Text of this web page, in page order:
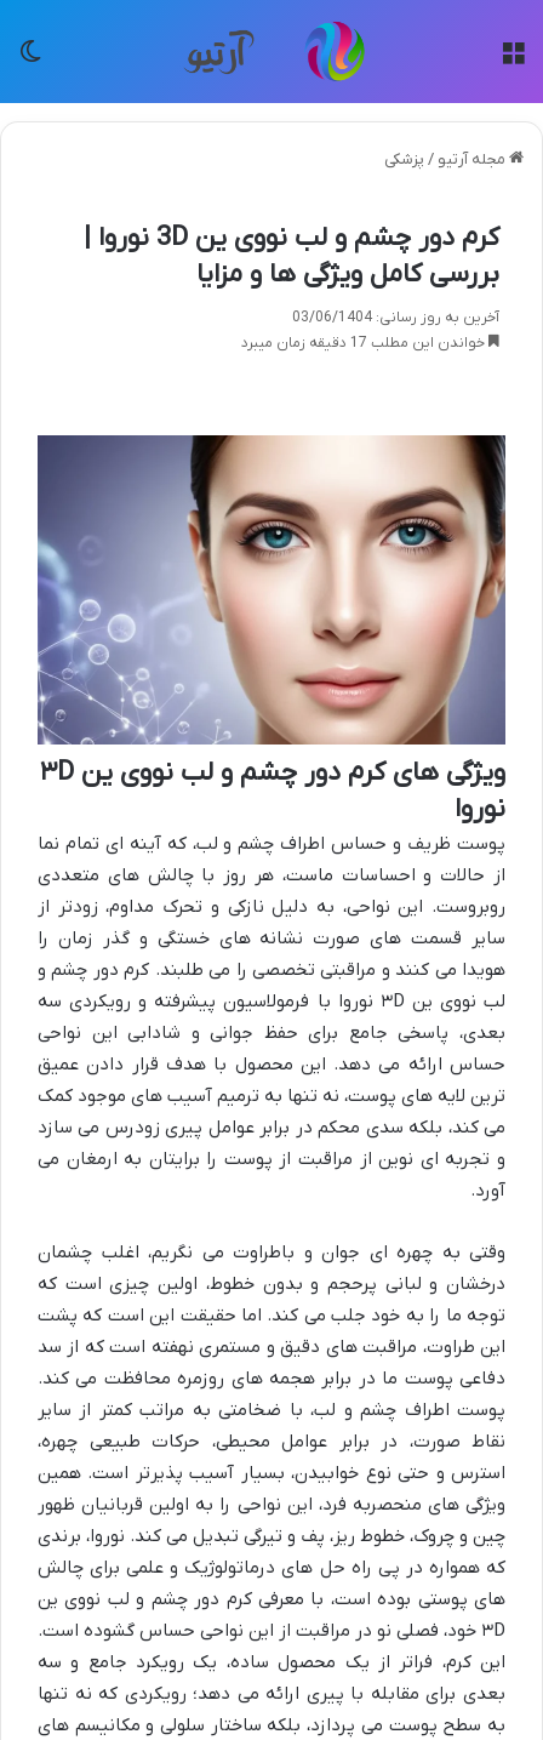
مجله آرتیو / پزشکی
کرم دور چشم و لب نووی ین 3D نوروا |
بررسی کامل ویژگی ها و مزایا
آخرین به روز رسانی: 03/06/1404
خواندن این مطلب 17 دقیقه زمان میبرد
ویژگی های کرم دور چشم و لب نووی ین ۳D
نوروا
پوست ظریف و حساس اطراف چشم و لب، که آینه ای تمام نما
از حالات و احساسات ماست، هر روز با چالش های متعددی
روبروست. این نواحی، به دلیل نازکی و تحرک مداوم، زودتر از
سایر قسمت های صورت نشانه های خستگی و گذر زمان را
هویدا می کنند و مراقبتی تخصصی را می طلبند. کرم دور چشم و
لب نووی ین ۳D نوروا با فرمولاسیون پیشرفته و رویکردی سه
بعدی، پاسخی جامع برای حفظ جوانی و شادابی این نواحی
حساس ارائه می دهد. این محصول با هدف قرار دادن عمیق
ترین لایه های پوست، نه تنها به ترمیم آسیب های موجود کمک
می کند، بلکه سدی محکم در برابر عوامل پیری زودرس می سازد
و تجربه ای نوین از مراقبت از پوست را برایتان به ارمغان می
آورد.
وقتی به چهره ای جوان و باطراوت می نگریم، اغلب چشمان
درخشان و لبانی پرحجم و بدون خطوط، اولین چیزی است که
توجه ما را به خود جلب می کند. اما حقیقت این است که پشت
این طراوت، مراقبت های دقیق و مستمری نهفته است که از سد
دفاعی پوست ما در برابر هجمه های روزمره محافظت می کند.
پوست اطراف چشم و لب، با ضخامتی به مراتب کمتر از سایر
نقاط صورت، در برابر عوامل محیطی، حرکات طبیعی چهره،
استرس و حتی نوع خوابیدن، بسیار آسیب پذیرتر است. همین
ویژگی های منحصربه فرد، این نواحی را به اولین قربانیان ظهور
چین و چروک، خطوط ریز، پف و تیرگی تبدیل می کند. نوروا، برندی
که همواره در پی راه حل های درماتولوژیک و علمی برای چالش
های پوستی بوده است، با معرفی کرم دور چشم و لب نووی ین
۳D خود، فصلی نو در مراقبت از این نواحی حساس گشوده است.
این کرم، فراتر از یک محصول ساده، یک رویکرد جامع و سه
بعدی برای مقابله با پیری ارائه می دهد؛ رویکردی که نه تنها
به سطح پوست می پردازد، بلکه ساختار سلولی و مکانیسم های